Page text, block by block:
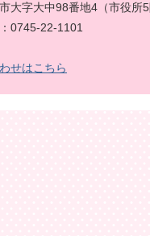
大字大中98番地4（市役所5
0745-22-1101
せはこちら